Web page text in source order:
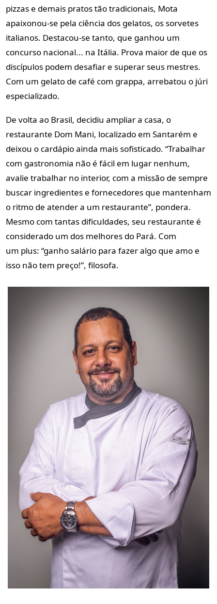
pizzas e demais pratos tão tradicionais, Mota
apaixonou-se pela ciência dos gelatos, os sorvetes
italianos. Destacou-se tanto, que ganhou um
concurso nacional... na Itália. Prova maior de que os
discípulos podem desafiar e superar seus mestres.
Com um gelato de café com grappa, arrebatou o júri
especializado.
De volta ao Brasil, decidiu ampliar a casa, o
restaurante Dom Mani, localizado em Santarém e
deixou o cardápio ainda mais sofisticado. “Trabalhar
com gastronomia não é fácil em lugar nenhum,
avalie trabalhar no interior, com a missão de sempre
buscar ingredientes e fornecedores que mantenham
o ritmo de atender a um restaurante”, pondera.
Mesmo com tantas dificuldades, seu restaurante é
considerado um dos melhores do Pará. Com
um plus: “ganho salário para fazer algo que amo e
isso não tem preço!”, filosofa.